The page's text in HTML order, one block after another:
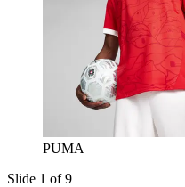
PUMA
Slide 1 of 9